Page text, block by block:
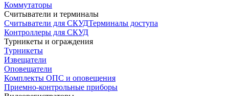
Коммутаторы
Считыватели и терминалы
Считыватели для СКУДТерминалы доступа
Контроллеры для СКУД
Турникеты и ограждения
Турникеты
Извещатели
Оповещатели
Комплекты ОПС и оповещения
Приемно-контрольные приборы